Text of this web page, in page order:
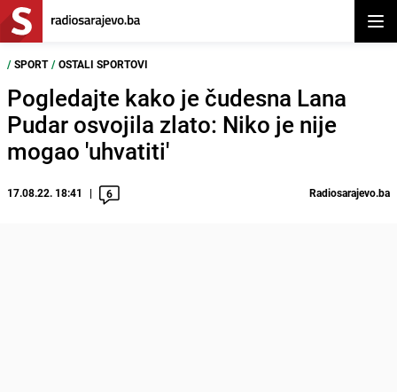
/ SPORT / OSTALI SPORTOVI
Pogledajte kako je čudesna Lana
Pudar osvojila zlato: Niko je nije
mogao 'uhvatiti'
17.08.22. 18:41 6 Radiosarajevo.ba